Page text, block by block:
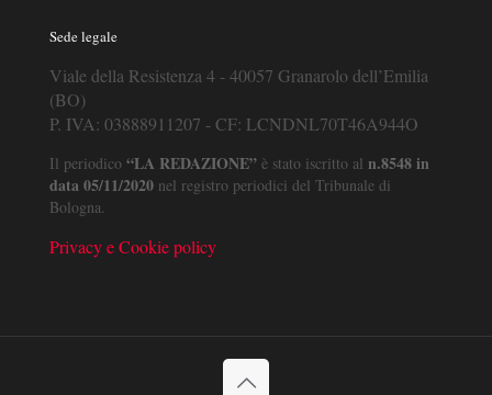
Sede legale
Viale della Resistenza 4 - 40057 Granarolo dell’Emilia
(BO)
P. IVA: 03888911207 - CF: LCNDNL70T46A944O
Il periodico “LA REDAZIONE” è stato iscritto al n.8548 in
data 05/11/2020 nel registro periodici del Tribunale di
Bologna.
Privacy e Cookie policy